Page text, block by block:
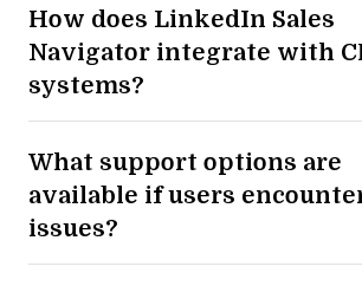
How does LinkedIn Sales
Navigator integrate with
systems?
What support options are
available if users
issues?